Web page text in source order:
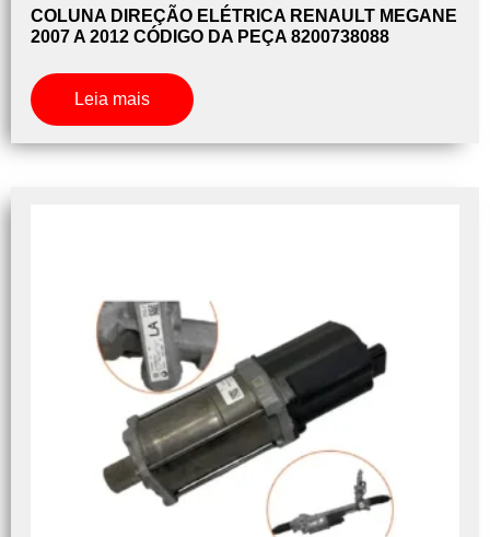
COLUNA DIREÇÃO ELÉTRICA RENAULT MEGANE
2007 A 2012 CÓDIGO DA PEÇA 8200738088
Leia mais